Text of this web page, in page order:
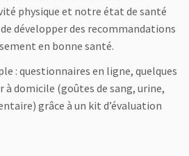
physique et notre état de santé
développer des recommandations
en bonne santé.
: questionnaires en ligne, quelques
à domicile (goûtes de sang, urine,
grâce à un kit d’évaluation